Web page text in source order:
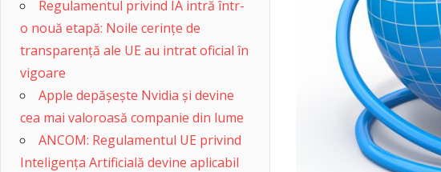
Regulamentul privind IA intră într-
o nouă etapă: Noile cerințe de
transparență ale UE au intrat oficial în
vigoare
Apple depășește Nvidia și devine
cea mai valoroasă companie din lume
ANCOM: Regulamentul UE privind
Inteligența Artificială devine aplicabil